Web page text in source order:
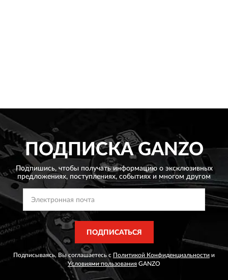
ПОДПИСКАGANZO
Подпишись, чтобы получать информацию о эксклюзивных
предложениях, поступлениях, событиях и многом другом
ПОДПИСАТЬСЯ
Подписываясь, Вы соглашаетесь с Политикой Конфиденциальности и
Условиями пользования GANZO